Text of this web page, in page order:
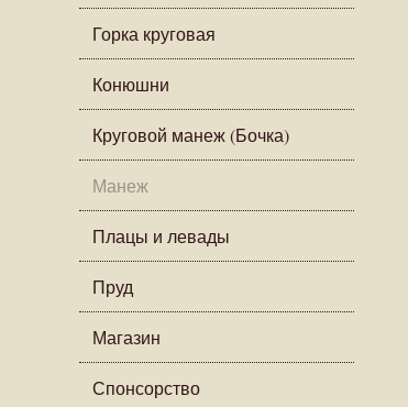
Горка круговая
Конюшни
Круговой манеж (Бочка)
Манеж
Плацы и левады
Пруд
Магазин
Спонсорство